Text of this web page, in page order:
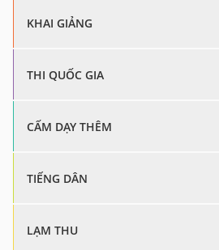
KHAI GIẢNG
THI QUỐC GIA
CẤM DẠY THÊM
TIẾNG DÂN
LẠM THU